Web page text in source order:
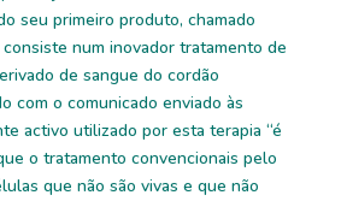
seu primeiro produto, chamado
num inovador tratamento de
de sangue do cordão
com o comunicado enviado às
activo utilizado por esta terapia “é
o tratamento convencionais pelo
que não são vivas e que não